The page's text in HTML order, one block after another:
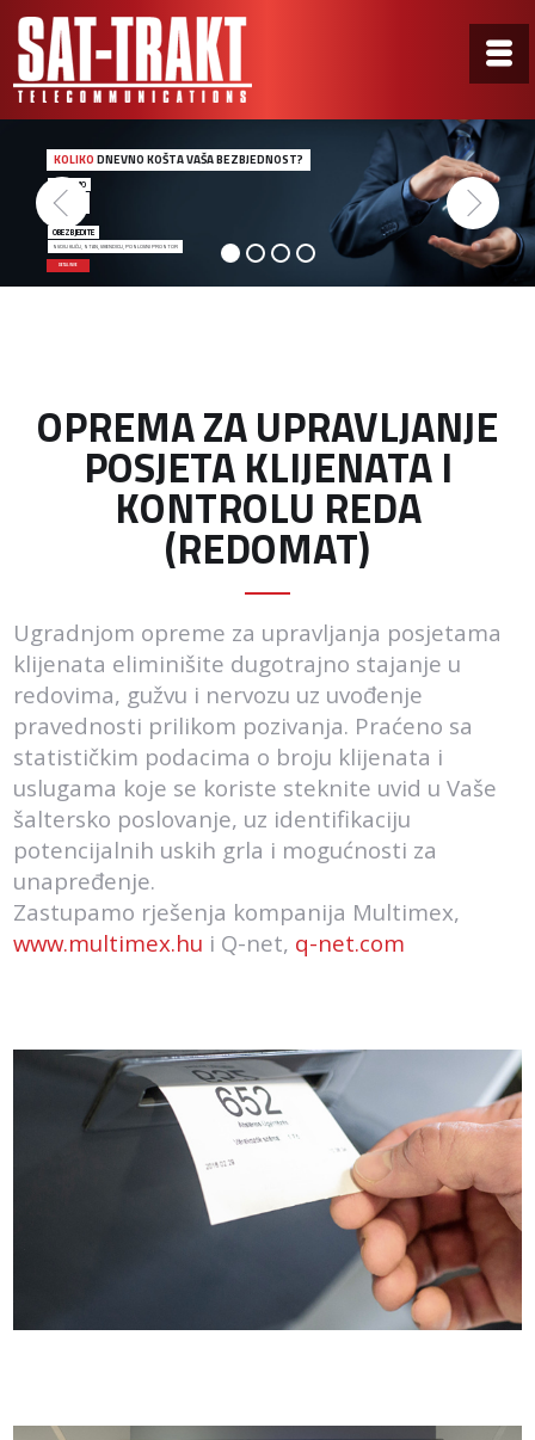
KOLIKO DNEVNO KOŠTA VAŠA BEZBJEDNOST?
ZA SAMO
0,50€
DETALJNIJE
OBEZBJEDITE
SVOJU KUĆU, STAN, VIKENDICU, POSLOVNI PROSTOR
OPREMA ZA UPRAVLJANJE
POSJETA KLIJENATA I
KONTROLU REDA
(REDOMAT)
Ugradnjom opreme za upravljanja posjetama
klijenata eliminišite dugotrajno stajanje u
redovima, gužvu i nervozu uz uvođenje
pravednosti prilikom pozivanja. Praćeno sa
statističkim podacima o broju klijenata i
uslugama koje se koriste steknite uvid u Vaše
šaltersko poslovanje, uz identifikaciju
potencijalnih uskih grla i mogućnosti za
unapređenje.
Zastupamo rješenja kompanija Multimex,
www.multimex.hu i Q-net, q-net.com